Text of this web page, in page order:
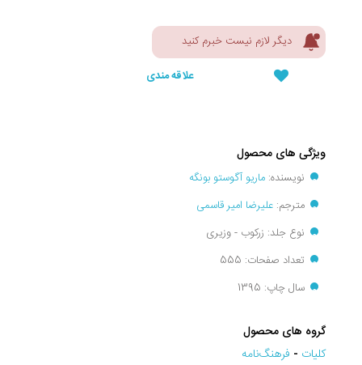
دیگر لازم نیست خبرم کنید
علاقه مندی
ویژگی های محصول
نویسنده: ماریو آگوستو بونگه
مترجم: علیرضا امیر قاسمی
نوع جلد: زرکوب - وزیری
تعداد صفحات: 555
سال چاپ: 1395
گروه های محصول
کليات - فرهنگ‌نامه